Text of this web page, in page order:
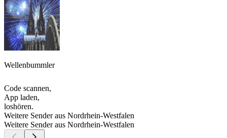
Wellenbummler
Code scannen,
App laden,
loshören.
Weitere Sender aus Nordrhein-Westfalen
Weitere Sender aus Nordrhein-Westfalen